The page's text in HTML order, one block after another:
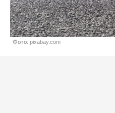
Фото: pixabay.com